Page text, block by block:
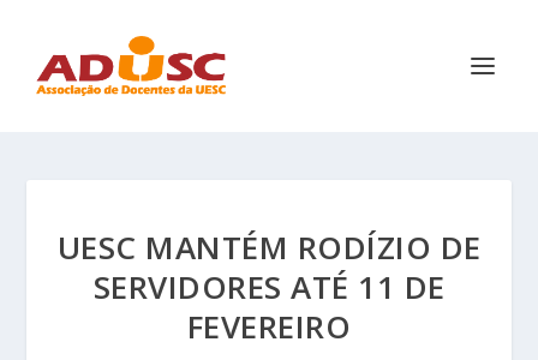
UESC MANTÉM RODÍZIO DE
SERVIDORES ATÉ 11 DE
FEVEREIRO